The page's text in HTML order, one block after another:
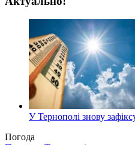
У Тернополі знову
Погода